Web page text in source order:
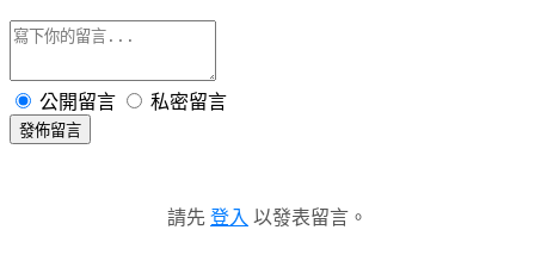
公開留言 私密留言
發佈留言
請先 登入 以發表留言。